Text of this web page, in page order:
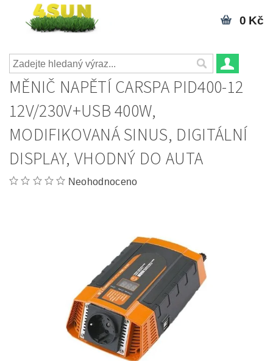
0 Kč
MĚNIČ NAPĚTÍ CARSPA PID400-12
12V/230V+USB 400W,
MODIFIKOVANÁ SINUS, DIGITÁLNÍ
DISPLAY, VHODNÝ DO AUTA
Neohodnoceno